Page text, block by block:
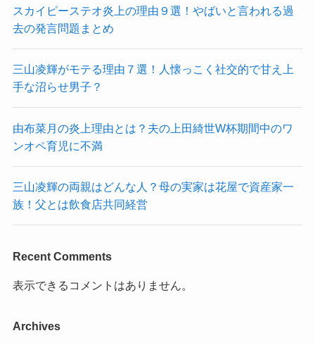
スカイピーステオ炎上の理由９選！やばいと言われる過
去の発言問題まとめ
三山凌輝がモテる理由７選！人懐っこく社交的で甘え上
手な沼らせ男子？
由布菜月の炎上理由とは？夫の上田綺世W杯期間中のワ
ンオペ育児に不満
三山凌輝の両親はどんな人？母の実家は花屋で資産家一
族！父とは飲食店共同経営
Recent Comments
表示できるコメントはありません。
Archives